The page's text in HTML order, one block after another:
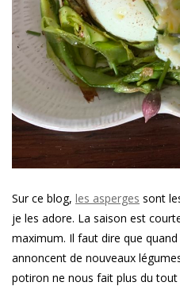
Sur ce blog, les asperges sont
je les adore. La saison est
maximum. Il faut dire que
annoncent de nouveaux
potiron ne nous fait plus du tout